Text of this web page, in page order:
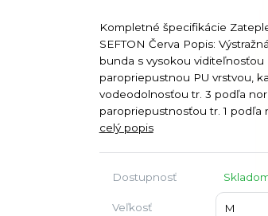
Kompletné špecifikácie
SEFTON Červa Popis:
bunda s vysokou viditeľnosťou
paropriepustnou PU vrstvou,
vodeodolnosťou tr. 3 podľa
paropriepustnosťou tr. 1 podľa
celý popis
Dostupnosť
Veľkosť